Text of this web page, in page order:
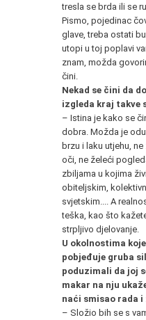
tresla se brda ili se
Pismo, pojedinac
glave, treba ostati
utopi u toj poplavi
znam, možda
čini.
Nekad se čini da
izgleda kraj takve
– Istina je kako se
dobra. Možda je
brzu i laku utjehu,
oči, ne želeći
zbiljama u kojima
obiteljskim,
svjetskim.... A
teška, kao što
strpljivo djelovanje.
U okolnostima
pobjeđuje gruba
poduzimali da joj
makar na nju
naći smisao rada
– Složio bih se s